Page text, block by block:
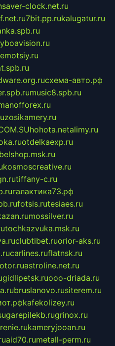
clock.net.ru
7bit.pp.rukalugatur.ru
схема-авто.рф
music8.spb.ru
zosikamery.ru
hohota.netalimy.ru
otdelkaexp.ru
kosmoscreative.ru
tiffany-c.ru
галактика73.рф
fotsis.rutesiaes.ru
mossilver.ru
tochkazvuka.msk.ru
clubtibet.ruorior-aks.ru
carlines.ruflatnsk.ru
astroline.net.ru
gidlipetsk.ruooo-driada.ru
bruslanovo.rusiterem.ru
kafekolizey.ru
grinox.ru
kameryjooan.ru
aid70.rumetall-perm.ru